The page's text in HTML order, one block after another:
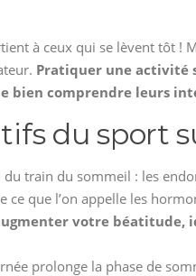
à ceux qui se lèvent tôt !
Pratiquer une activité
bien comprendre leurs
du sport
train du sommeil : les
ce que l’on appelle les
votre béatitude,
prolonge la phase de